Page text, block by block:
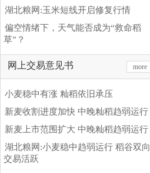
湖北粮网:玉米短线开启修复行情
偏空情绪下，天气能否成为“救命稻
草”？
网上交易意见书 more
小麦稳中有涨 籼稻依旧承压
新麦收割进度加快 中晚籼稻趋弱运行
新麦上市范围扩大 中晚籼稻趋弱运行
湖北粮网:小麦稳中趋弱运行 稻谷双向
交易活跃